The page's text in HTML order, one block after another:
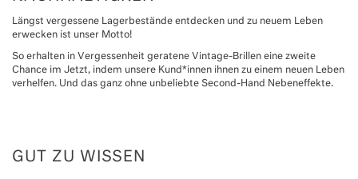
Längst vergessene Lagerbestände entdecken und zu neuem Leben
erwecken ist unser Motto!
So erhalten in Vergessenheit geratene Vintage-Brillen eine zweite
Chance im Jetzt, indem unsere Kund*innen ihnen zu einem neuen Leben
verhelfen. Und das ganz ohne unbeliebte Second-Hand Nebeneffekte.
GUT ZU WISSEN